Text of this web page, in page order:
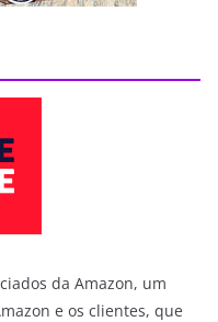
da Amazon, um
e os clientes, que